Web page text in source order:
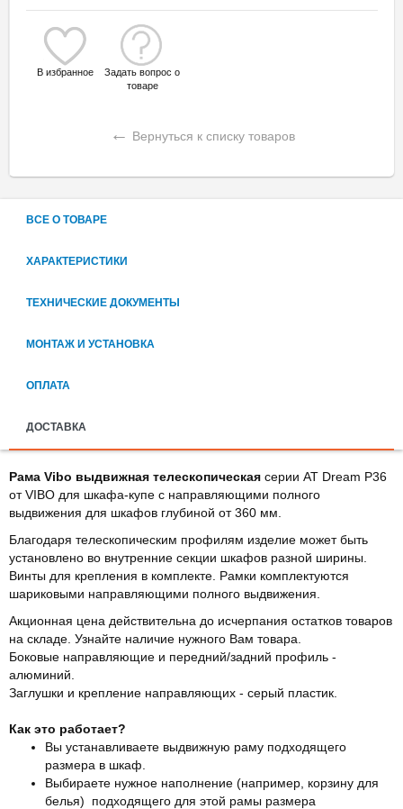
В избранное
Задать вопрос о
товаре
← Вернуться к списку товаров
ВСЕ О ТОВАРЕ
ХАРАКТЕРИСТИКИ
ТЕХНИЧЕСКИЕ ДОКУМЕНТЫ
МОНТАЖ И УСТАНОВКА
ОПЛАТА
ДОСТАВКА
Рама Vibo выдвижная телескопическая серии AT Dream P36
от VIBO для шкафа-купе с направляющими полного
выдвижения для шкафов глубиной от 360 мм.
Благодаря телескопическим профилям изделие может быть
установлено во внутренние секции шкафов разной ширины.
Винты для крепления в комплекте. Рамки комплектуются
шариковыми направляющими полного выдвижения.
Акционная цена действительна до исчерпания остатков товаров
на складе. Узнайте наличие нужного Вам товара.
Боковые направляющие и передний/задний профиль -
алюминий.
Заглушки и крепление направляющих - серый пластик.
Как это работает?
Вы устанавливаете выдвижную раму подходящего
размера в шкаф.
Выбираете нужное наполнение (например, корзину для
белья) подходящего для этой рамы размера